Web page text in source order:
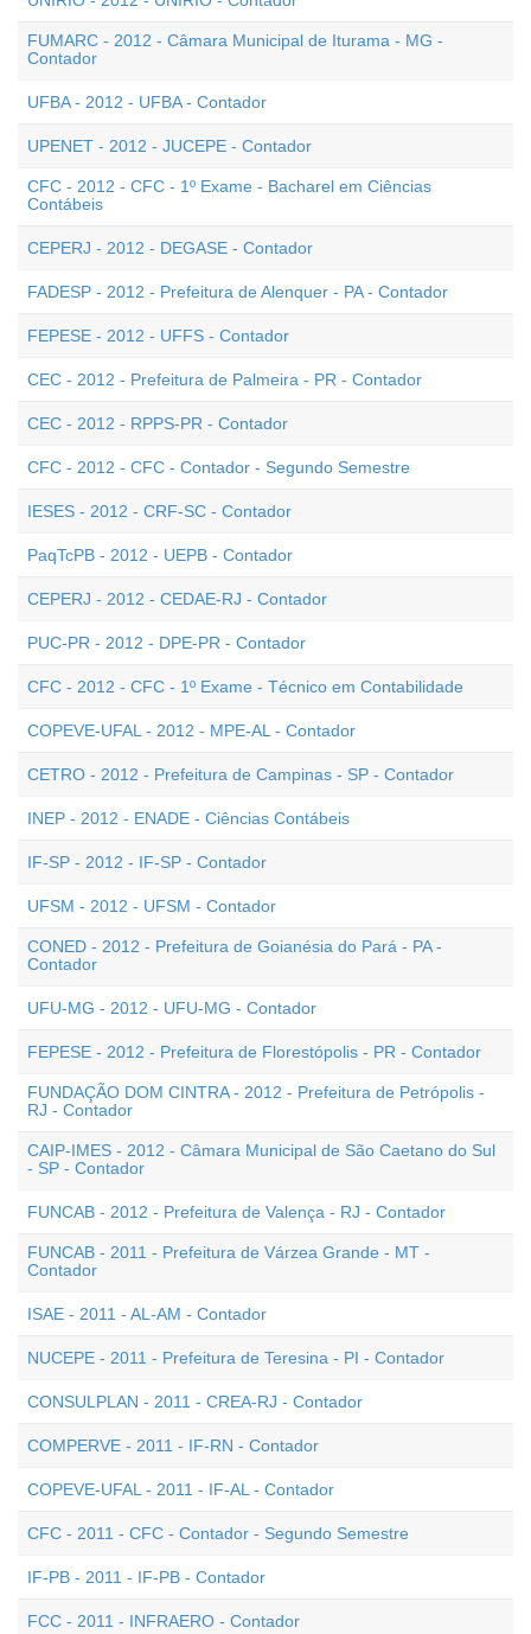
FUMARC - 2012 - Câmara Municipal de Iturama - MG -
Contador
UFBA - 2012 - UFBA - Contador
UPENET - 2012 - JUCEPE - Contador
CFC - 2012 - CFC - 1º Exame - Bacharel em Ciências
Contábeis
CEPERJ - 2012 - DEGASE - Contador
FADESP - 2012 - Prefeitura de Alenquer - PA - Contador
FEPESE - 2012 - UFFS - Contador
CEC - 2012 - Prefeitura de Palmeira - PR - Contador
CEC - 2012 - RPPS-PR - Contador
CFC - 2012 - CFC - Contador - Segundo Semestre
IESES - 2012 - CRF-SC - Contador
PaqTcPB - 2012 - UEPB - Contador
CEPERJ - 2012 - CEDAE-RJ - Contador
PUC-PR - 2012 - DPE-PR - Contador
CFC - 2012 - CFC - 1º Exame - Técnico em Contabilidade
COPEVE-UFAL - 2012 - MPE-AL - Contador
CETRO - 2012 - Prefeitura de Campinas - SP - Contador
INEP - 2012 - ENADE - Ciências Contábeis
IF-SP - 2012 - IF-SP - Contador
UFSM - 2012 - UFSM - Contador
CONED - 2012 - Prefeitura de Goianésia do Pará - PA -
Contador
UFU-MG - 2012 - UFU-MG - Contador
FEPESE - 2012 - Prefeitura de Florestópolis - PR - Contador
FUNDAÇÃO DOM CINTRA - 2012 - Prefeitura de Petrópolis -
RJ - Contador
CAIP-IMES - 2012 - Câmara Municipal de São Caetano do Sul
- SP - Contador
FUNCAB - 2012 - Prefeitura de Valença - RJ - Contador
FUNCAB - 2011 - Prefeitura de Várzea Grande - MT -
Contador
ISAE - 2011 - AL-AM - Contador
NUCEPE - 2011 - Prefeitura de Teresina - PI - Contador
CONSULPLAN - 2011 - CREA-RJ - Contador
COMPERVE - 2011 - IF-RN - Contador
COPEVE-UFAL - 2011 - IF-AL - Contador
CFC - 2011 - CFC - Contador - Segundo Semestre
IF-PB - 2011 - IF-PB - Contador
FCC - 2011 - INFRAERO - Contador